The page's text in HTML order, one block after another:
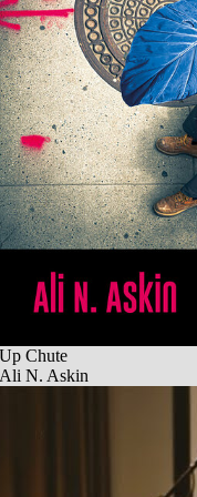
Up Chute
Ali N. Askin